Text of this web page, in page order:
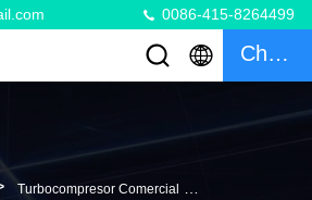
0086-415-8264499
Charlar
Turbocompresor Comercial >